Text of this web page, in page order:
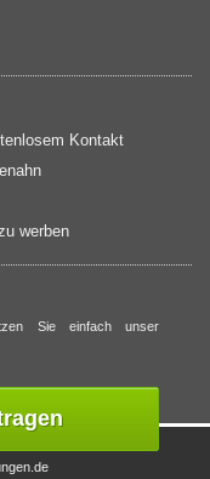
Kontakt
werben
Sie einfach unser